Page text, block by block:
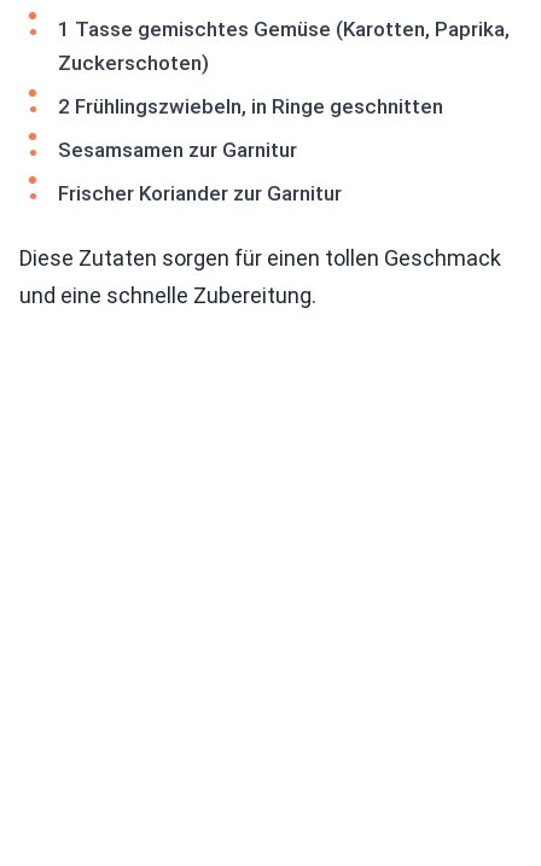
1 Tasse gemischtes Gemüse (Karotten, Paprika,
Zuckerschoten)
2 Frühlingszwiebeln, in Ringe geschnitten
Sesamsamen zur Garnitur
Frischer Koriander zur Garnitur
Diese Zutaten sorgen für einen tollen Geschmack
und eine schnelle Zubereitung.